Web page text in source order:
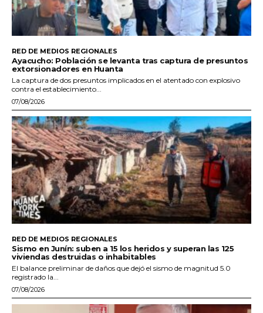
RED DE MEDIOS REGIONALES
Ayacucho: Población se levanta tras captura de presuntos
extorsionadores en Huanta
La captura de dos presuntos implicados en el atentado con explosivo
contra el establecimiento...
07/08/2026
RED DE MEDIOS REGIONALES
Sismo en Junín: suben a 15 los heridos y superan las 125
viviendas destruidas o inhabitables
El balance preliminar de daños que dejó el sismo de magnitud 5.0
registrado la...
07/08/2026